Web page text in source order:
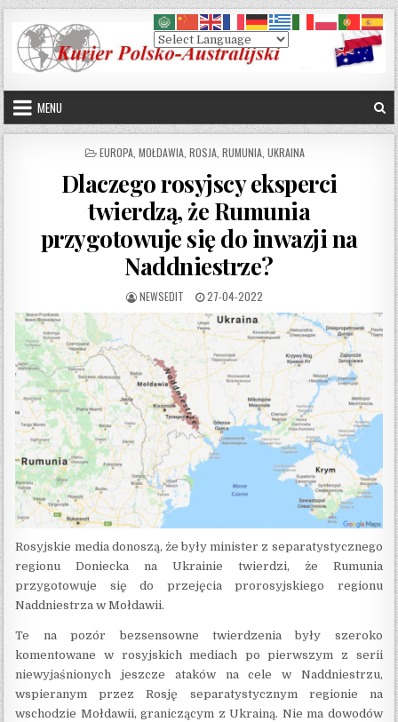
Skip to content
MENU
POSTED IN
EUROPA, MOŁDAWIA, ROSJA, RUMUNIA, UKRAINA
Dlaczego rosyjscy eksperci
twierdzą, że Rumunia
przygotowuje się do inwazji na
Naddniestrze?
AUTHOR:
NEWSEDIT PUBLISHED DATE:
27-04-2022
Rosyjskie media donoszą, że były minister z separatystycznego
regionu Doniecka na Ukrainie twierdzi, że Rumunia
przygotowuje się do przejęcia prorosyjskiego regionu
Naddniestrza w Mołdawii.
Te na pozór bezsensowne twierdzenia były szeroko
komentowane w rosyjskich mediach po pierwszym z serii
niewyjaśnionych jeszcze ataków na cele w Naddniestrzu,
wspieranym przez Rosję separatystycznym regionie na
wschodzie Mołdawii, graniczącym z Ukrainą. Nie ma dowodów